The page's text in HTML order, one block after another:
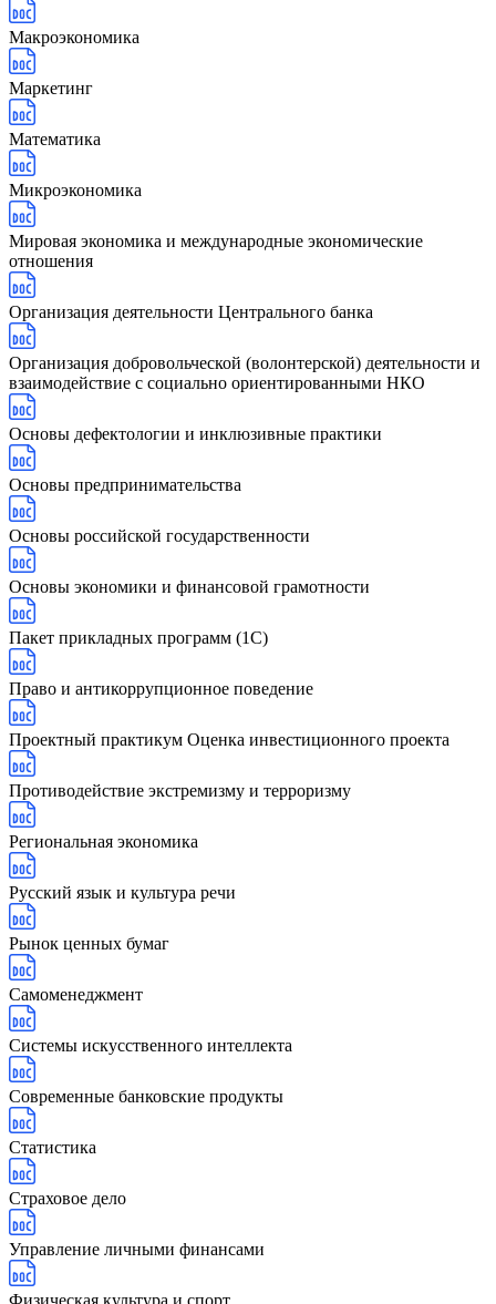
Макроэкономика
Маркетинг
Математика
Микроэкономика
Мировая экономика и международные экономические
отношения
Организация деятельности Центрального банка
Организация добровольческой (волонтерской) деятельности и
взаимодействие с социально ориентированными НКО
Основы дефектологии и инклюзивные практики
Основы предпринимательства
Основы российской государственности
Основы экономики и финансовой грамотности
Пакет прикладных программ (1С)
Право и антикоррупционное поведение
Проектный практикум Оценка инвестиционного проекта
Противодействие экстремизму и терроризму
Региональная экономика
Русский язык и культура речи
Рынок ценных бумаг
Самоменеджмент
Системы искусственного интеллекта
Современные банковские продукты
Статистика
Страховое дело
Управление личными финансами
Физическая культура и спорт